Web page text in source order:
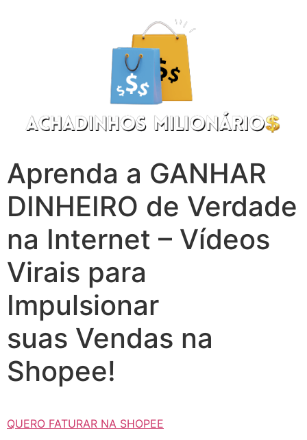
Aprenda a GANHAR
DINHEIRO de Verdade
na Internet – Vídeos
Virais para
Impulsionar
suas Vendas na
Shopee!
QUERO FATURAR NA SHOPEE